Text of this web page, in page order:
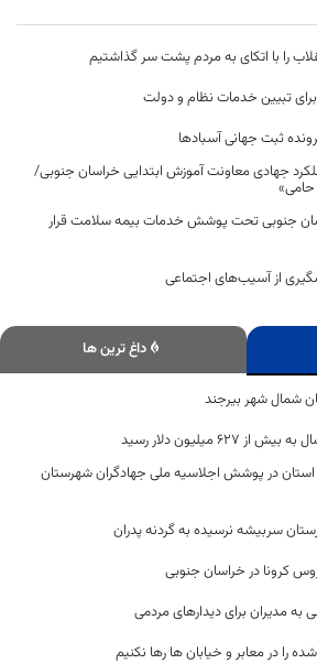
را با اتکای به مردم پشت سر گذاشتیم
تبیین خدمات نظام و دولت
ثبت جهانی آسبادها
جهادی معاونت آموزش ابتدایی خراسان جنوبی/
جنوبی تحت پوشش خدمات بیمه سلامت قرار
از آسیب‌های اجتماعی
داغ ترین ها
میلیون دلار رسید
در پوشش اجلاسیه ملی جهادگران شهرستان
سربیشه نرسیده به گردنه پدران
به مدیران برای دیدارهای مردمی
در معابر و خیابان ها رها نکنیم